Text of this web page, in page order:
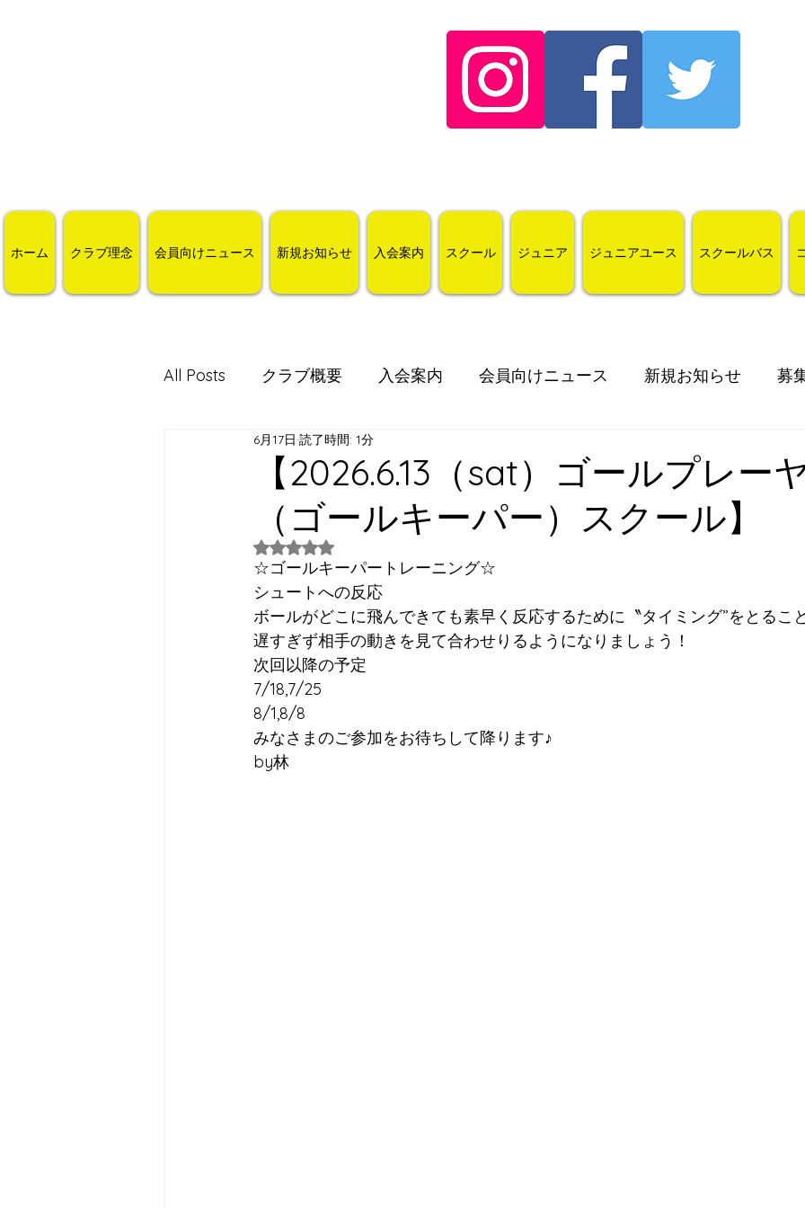
ホーム クラブ理念 会員向けニュース 新規お知らせ 入会案内 スクール ジュニア ジュニアユース スクールバス
All Posts クラブ概要 入会案内 会員向けニュース 新規お知らせ 募
ジュニアユース ジュニア
西神スクール すずらんスクール 舞多聞スクール プレゴスクール
日曜スクール アジリティスクール
西神方面スクールバス
【2026.6.13（sat）ゴールプレー
（ゴールキーパー）スクール】
6月17日 読了時間: 1分
5つ星のうちNaNと評価されています。
☆ゴールキーパートレーニング☆
シュートへの反応
ボールがどこに飛んできても素早く反応するために〝タイミング”をとるこ
遅すぎず相手の動きを見て合わせりるようになりましょう！
次回以降の予定
7/18,7/25
8/1,8/8
みなさまのご参加をお待ちして降ります♪
by林